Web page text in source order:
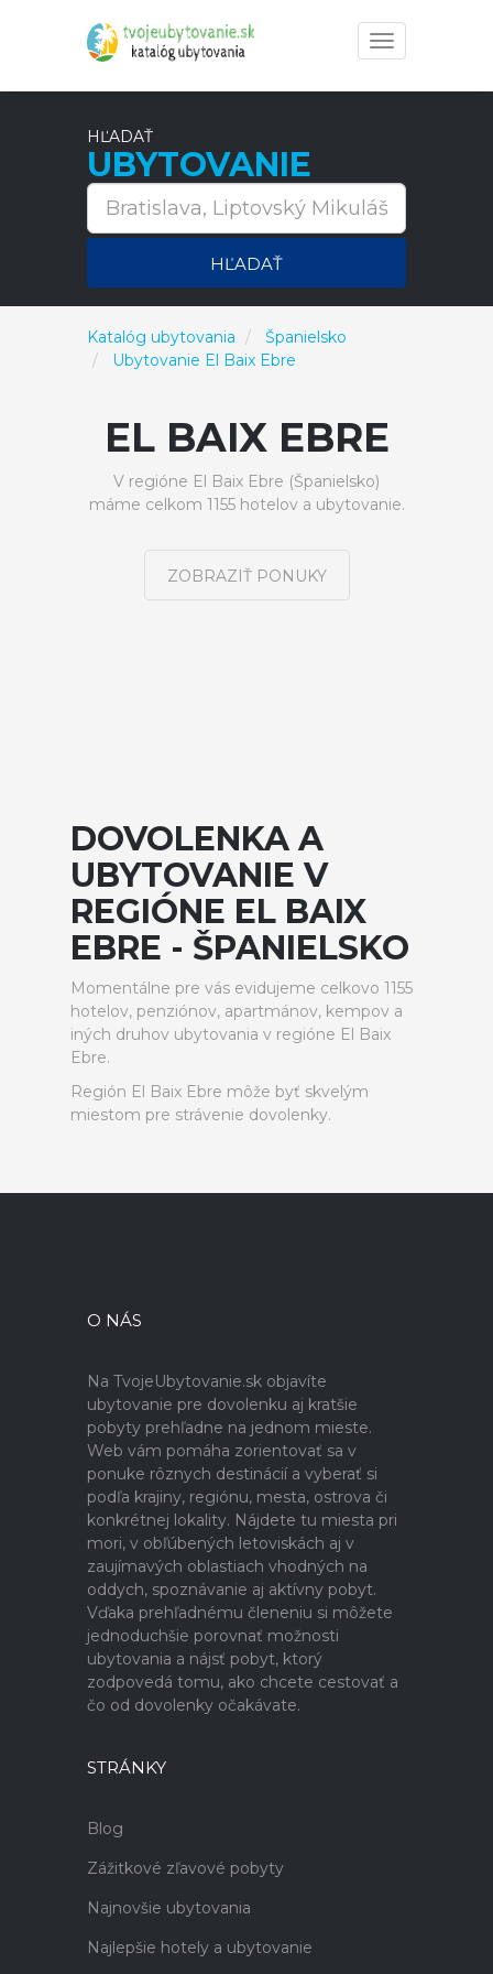
Toggle
navigation
HĽADAŤ
UBYTOVANIE
HĽADAŤ
Katalóg ubytovania
Španielsko
Ubytovanie El Baix Ebre
EL BAIX EBRE
V regióne El Baix Ebre (Španielsko)
máme celkom 1155 hotelov a ubytovanie.
ZOBRAZIŤ PONUKY
DOVOLENKA A
UBYTOVANIE V
REGIÓNE EL BAIX
EBRE - ŠPANIELSKO
Momentálne pre vás evidujeme celkovo 1155
hotelov, penziónov, apartmánov, kempov a
iných druhov ubytovania v regióne El Baix
Ebre.
Región El Baix Ebre môže byť skvelým
miestom pre strávenie dovolenky.
O NÁS
Na TvojeUbytovanie.sk objavíte
ubytovanie pre dovolenku aj kratšie
pobyty prehľadne na jednom mieste.
Web vám pomáha zorientovať sa v
ponuke rôznych destinácií a vyberať si
podľa krajiny, regiónu, mesta, ostrova či
konkrétnej lokality. Nájdete tu miesta pri
mori, v obľúbených letoviskách aj v
zaujímavých oblastiach vhodných na
oddych, spoznávanie aj aktívny pobyt.
Vďaka prehľadnému členeniu si môžete
jednoduchšie porovnať možnosti
ubytovania a nájsť pobyt, ktorý
zodpovedá tomu, ako chcete cestovať a
čo od dovolenky očakávate.
STRÁNKY
Blog
Zážitkové zľavové pobyty
Najnovšie ubytovania
Najlepšie hotely a ubytovanie